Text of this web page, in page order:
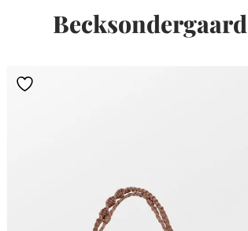
Becksondergaard